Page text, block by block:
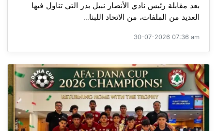
بعد مقابلة رئيس نادي الأنصار نبيل بدر التي تناول فيها
العديد من الملفات، من الاتحاد اللبنا...
30-07-2026 07:36 am